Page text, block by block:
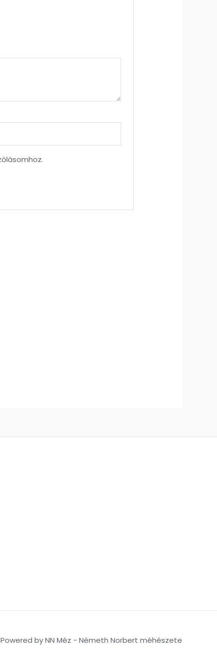
Powered by NN Méz - Németh Norbert méhészete